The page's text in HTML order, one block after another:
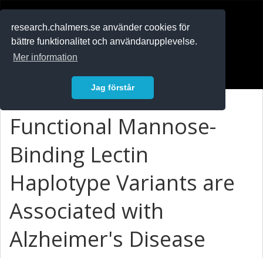
research.chalmers.se använder cookies för
bättre funktionalitet och användarupplevelse.
Mer information
Jag förstår
Functional Mannose-
Binding Lectin
Haplotype Variants are
Associated with
Alzheimer's Disease